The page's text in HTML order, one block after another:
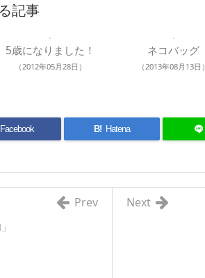
記事
5歳になりました！
（2012年05月28日）
ネコバッグ
（2013年08月13日）
Facebook B! Hatena
Next
Prev